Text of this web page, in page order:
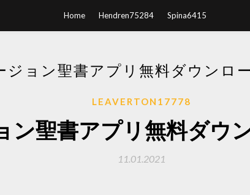
Home Hendren75284 Spina6415
ジョン聖書アプリ無料ダウンロ
LEAVERTON17778
ン聖書アプリ無料ダウ
11.01.2021